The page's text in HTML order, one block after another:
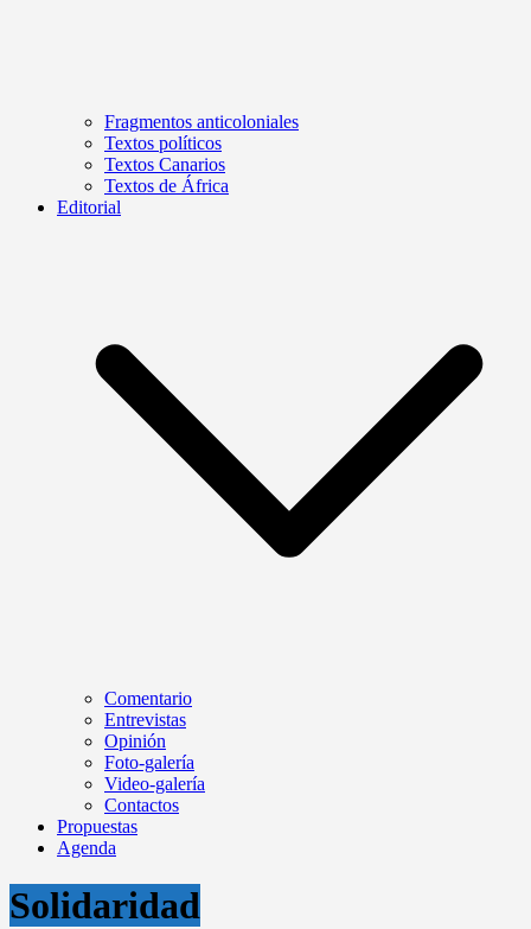
Fragmentos anticoloniales
Textos políticos
Textos Canarios
Textos de África
Editorial
Comentario
Entrevistas
Opinión
Foto-galería
Video-galería
Contactos
Propuestas
Agenda
Solidaridad